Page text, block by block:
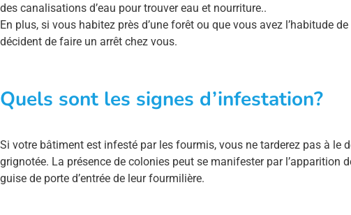
des canalisations d’eau pour trouver eau et nourriture..
En plus, si vous habitez près d’une forêt ou que vous avez l’habitude
décident de faire un arrêt chez vous.
Quels sont les signes d’infestation?
Si votre bâtiment est infesté par les fourmis, vous ne tarderez pas à le
grignotée. La présence de colonies peut se manifester par l’apparition
guise de porte d’entrée de leur fourmilière.